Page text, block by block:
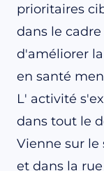
prioritaires
dans le
d'améliorer
en santé
L' activité
dans tout le
Vienne sur
et dans la